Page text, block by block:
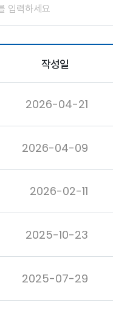
작성일
2026-04-21
2026-04-09
2026-02-11
2025-10-23
2025-07-29